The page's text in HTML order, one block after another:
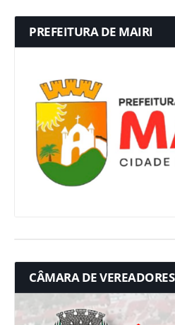
PREFEITURA DE MAIRI
CÂMARA DE VEREADORES